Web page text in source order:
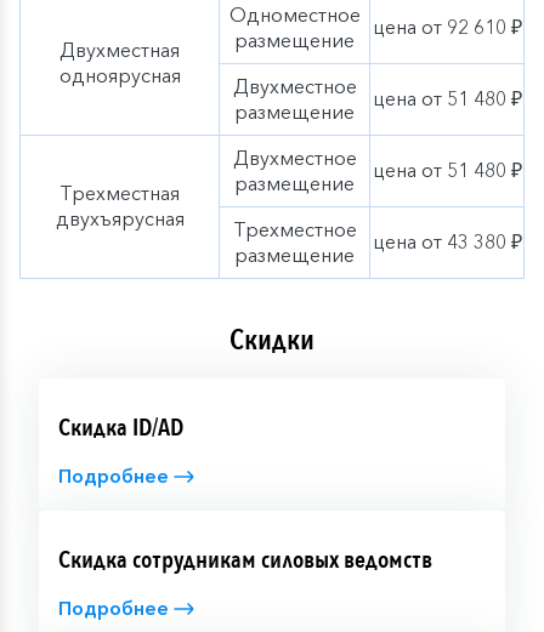
Двухместная
одноярусная
Одноместное
размещение
цена от 92 610 ₽
Двухместное
размещение
цена от 51 480 ₽
Трехместная
двухъярусная
Двухместное
размещение
цена от 51 480 ₽
Трехместное
размещение
цена от 43 380 ₽
Скидки
Скидка ID/AD
Подробнее
Скидка сотрудникам силовых ведомств
Подробнее